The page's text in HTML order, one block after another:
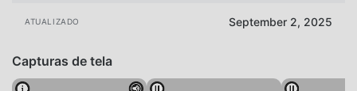
ATUALIZADO September 2, 2025
Capturas de tela